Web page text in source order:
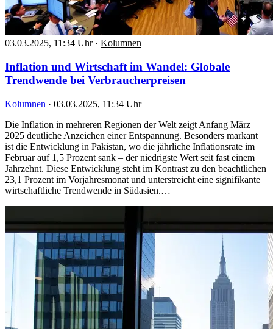
03.03.2025, 11:34 Uhr · Kolumnen
Inflation und Wirtschaft im Wandel: Globale
Trendwende bei Verbraucherpreisen
Kolumnen · 03.03.2025, 11:34 Uhr
Die Inflation in mehreren Regionen der Welt zeigt Anfang März
2025 deutliche Anzeichen einer Entspannung. Besonders markant
ist die Entwicklung in Pakistan, wo die jährliche Inflationsrate im
Februar auf 1,5 Prozent sank – der niedrigste Wert seit fast einem
Jahrzehnt. Diese Entwicklung steht im Kontrast zu den beachtlichen
23,1 Prozent im Vorjahresmonat und unterstreicht eine signifikante
wirtschaftliche Trendwende in Südasien.…